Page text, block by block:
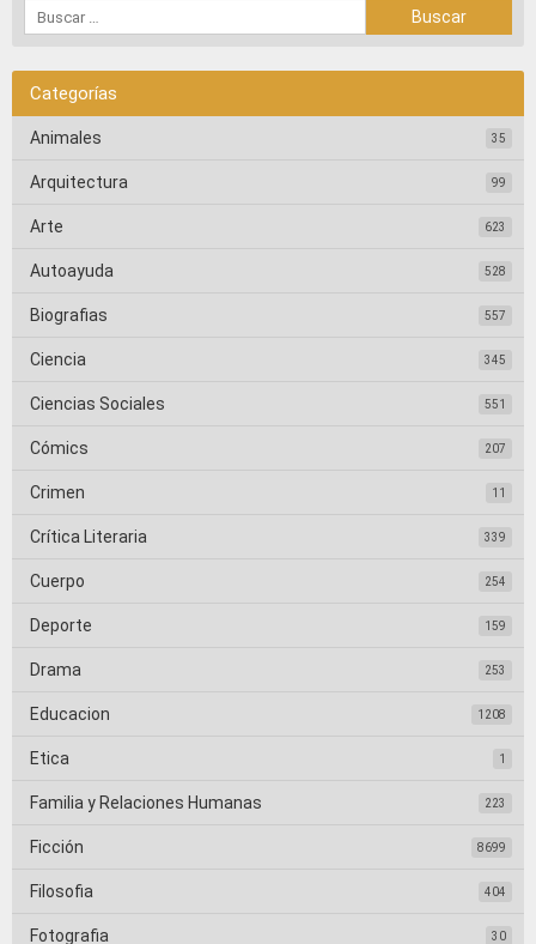
Categorías
Animales 35
Arquitectura 99
Arte 623
Autoayuda 528
Biografias 557
Ciencia 345
Ciencias Sociales 551
Cómics 207
Crimen 11
Crítica Literaria 339
Cuerpo 254
Deporte 159
Drama 253
Educacion 1208
Etica 1
Familia y Relaciones Humanas 223
Ficción 8699
Filosofia 404
Fotografia 30